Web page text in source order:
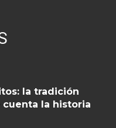
la tradición
la historia